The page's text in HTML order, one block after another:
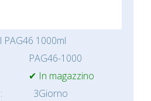
PAG46 1000ml
PAG46-1000
✔ In magazzino
3Giorno